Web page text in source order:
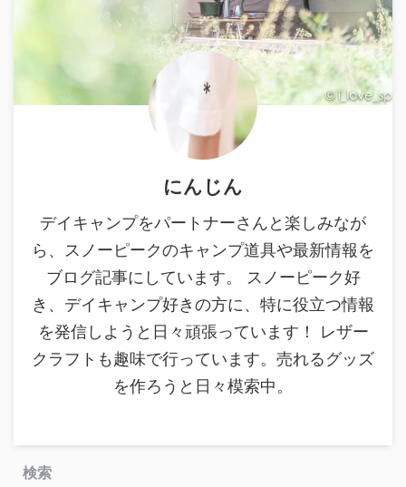
にんじん
デイキャンプをパートナーさんと楽しみなが
ら、スノーピークのキャンプ道具や最新情報を
ブログ記事にしています。 スノーピーク好
き、デイキャンプ好きの方に、特に役立つ情報
を発信しようと日々頑張っています！ レザー
クラフトも趣味で行っています。売れるグッズ
を作ろうと日々模索中。
検索